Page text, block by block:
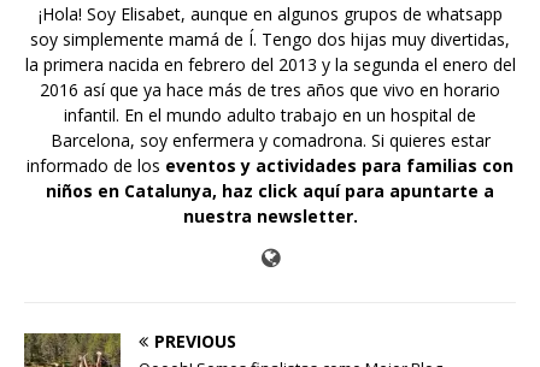
¡Hola! Soy Elisabet, aunque en algunos grupos de whatsapp
soy simplemente mamá de Í. Tengo dos hijas muy divertidas,
la primera nacida en febrero del 2013 y la segunda el enero del
2016 así que ya hace más de tres años que vivo en horario
infantil. En el mundo adulto trabajo en un hospital de
Barcelona, soy enfermera y comadrona. Si quieres estar
informado de los eventos y actividades para familias con
niños en Catalunya, haz click aquí para apuntarte a
nuestra newsletter.
PREVIOUS